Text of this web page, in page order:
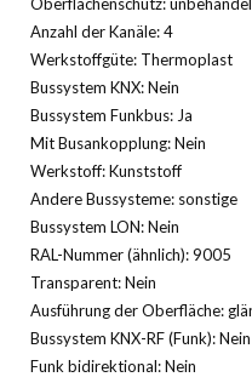
Anzahl der Kanäle: 4
Werkstoffgüte: Thermoplast
Bussystem KNX: Nein
Bussystem Funkbus: Ja
Mit Busankopplung: Nein
Werkstoff: Kunststoff
Andere Bussysteme: sonstige
Bussystem LON: Nein
RAL-Nummer (ähnlich): 9005
Transparent: Nein
Ausführung der Oberfläche:
Bussystem KNX-RF (Funk): Nein
Funk bidirektional: Nein